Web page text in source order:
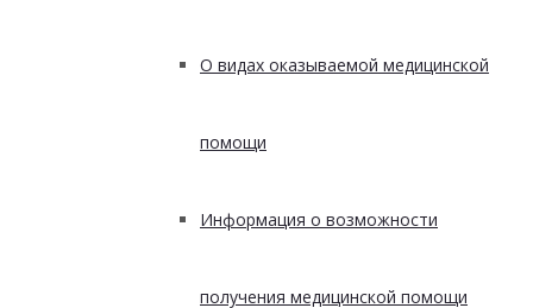
О видах оказываемой медицинской
помощи
Информация о возможности
получения медицинской помощи